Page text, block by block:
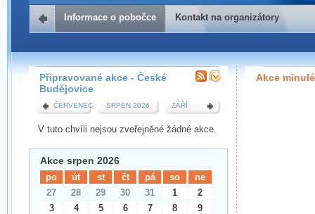
Kontakt na organizátory
Pokud máte jakýkoliv dotaz na organizátory této
pobočky, prosím neváhejte nás kontaktovat na e-mailu:
budejovice@wug.cz
Informace o pobočce Kontakt na organizátory
Připravované akce - České
Budějovice
ČERVENEC SRPEN 2026 ZÁŘÍ
V tuto chvíli nejsou zveřejněné žádné akce.
Akce srpen 2026
po út st čt pá so
ne
27
28 29 30 31 1
2
3
4 5 6 7 8
9
Akce